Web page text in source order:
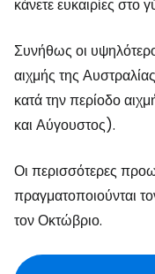
κάνετε ευκαιρίες στο
Συνήθως οι
αιχμής της
κατά την περίοδο
και Αύγουστος).
Οι περισσότερες
πραγματοποιούνται
τον Οκτώβριο.